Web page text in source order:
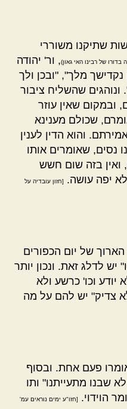
שתיקנו משוררי
בדורו של רבינו האי גאון), ור' יהודה
נקדישך מלך", "ובכן ולך
שהשליח ציבור
ובמקום שאין עוזר
שכולם מענינא
והוא הדין לענין
נסים, שאומרים אותו
בזה שום חשש
יפה עושה.
[חזון עובדיה על
של יום הכפורים
יש לדלג זאת. ונכון יותר
יודע וכו' כרשע ולא
צדיק" יש להם על מה
פעם אחת. ובסוף
שבנו מתעייתנו" ותו
הוידוי.
[חזו"ע ימים נוראים עמ'